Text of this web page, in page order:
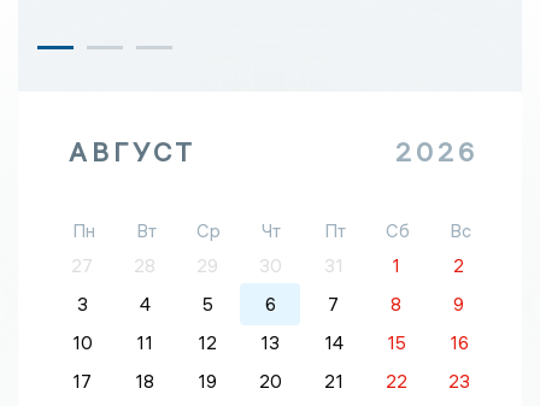
АВГУСТ 2026
Пн Вт Ср Чт Пт Сб
Вс
27
28 29 30 31 1
2
3
4 5 6 7 8
9
10
11 12 13 14 15
16
17
18 19 20 21 22 23